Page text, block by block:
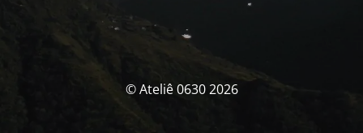
© Ateliê 0630 2026